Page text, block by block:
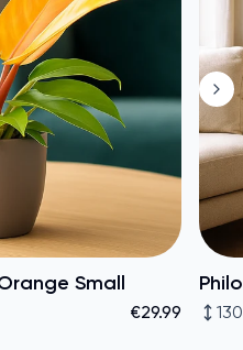
Small
€29.99